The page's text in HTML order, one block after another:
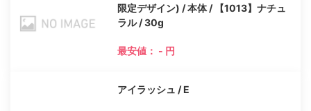
限定デザイン) / 本体 / 【1013】ナチュ
ラル / 30g
最安値： - 円
アイラッシュ / E